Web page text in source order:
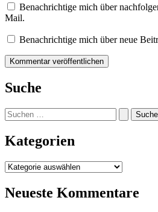
Benachrichtige mich über
Mail.
Benachrichtige mich über neue
Suche
Suchen
nach:
Kategorien
Kategorien
Neueste Kommentare